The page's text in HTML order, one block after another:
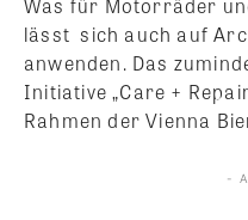
lässt sich auch auf
anwenden. Das
Initiative „Care +
Rahmen der Vienna
-